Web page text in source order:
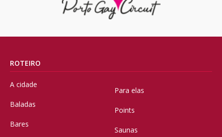
ROTEIRO
A cidade
Baladas
Bares
Para elas
Points
Saunas